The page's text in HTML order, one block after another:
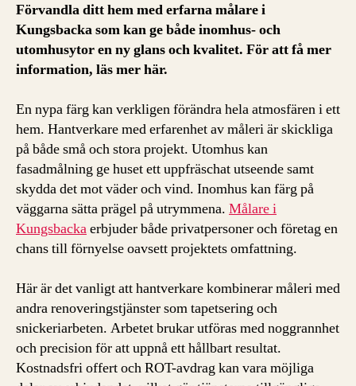
Förvandla ditt hem med erfarna målare i
Kungsbacka som kan ge både inomhus- och
utomhusytor en ny glans och kvalitet. För att få mer
information, läs mer här.
En nypa färg kan verkligen förändra hela atmosfären i ett
hem. Hantverkare med erfarenhet av måleri är skickliga
på både små och stora projekt. Utomhus kan
fasadmålning ge huset ett uppfräschat utseende samt
skydda det mot väder och vind. Inomhus kan färg på
väggarna sätta prägel på utrymmena. Målare i
Kungsbackaerbjuder både privatpersoner och företag en
chans till förnyelse oavsett projektets omfattning.
Här är det vanligt att hantverkare kombinerar måleri med
andra renoveringstjänster som tapetsering och
snickeriarbeten. Arbetet brukar utföras med noggrannhet
och precision för att uppnå ett hållbart resultat.
Kostnadsfri offert och ROT-avdrag kan vara möjliga